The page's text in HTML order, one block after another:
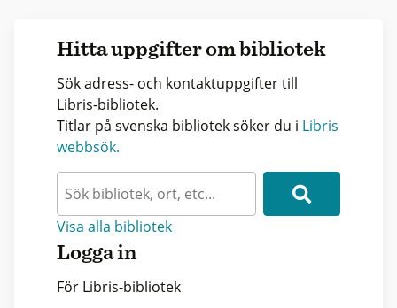
Hitta uppgifter om bibliotek
Sök adress- och kontaktuppgifter till
Libris-bibliotek.
Titlar på svenska bibliotek söker du i Libris
webbsök.
Visa alla bibliotek
Logga in
För Libris-bibliotek